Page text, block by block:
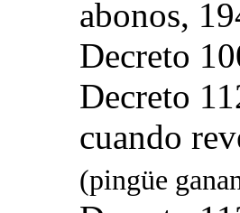
abonos,
Decreto
Decreto
cuando
(pingüe